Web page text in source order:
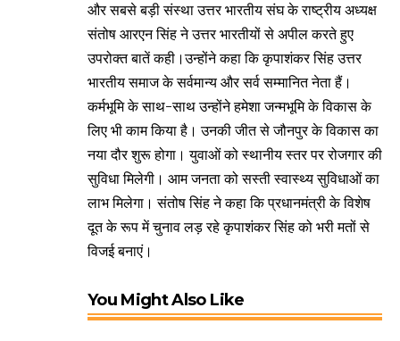
और सबसे बड़ी संस्था उत्तर भारतीय संघ के राष्ट्रीय अध्यक्ष
संतोष आरएन सिंह ने उत्तर भारतीयों से अपील करते हुए
उपरोक्त बातें कही।उन्होंने कहा कि कृपाशंकर सिंह उत्तर
भारतीय समाज के सर्वमान्य और सर्व सम्मानित नेता हैं।
कर्मभूमि के साथ-साथ उन्होंने हमेशा जन्मभूमि के विकास के
लिए भी काम किया है। उनकी जीत से जौनपुर के विकास का
नया दौर शुरू होगा। युवाओं को स्थानीय स्तर पर रोजगार की
सुविधा मिलेगी। आम जनता को सस्ती स्वास्थ्य सुविधाओं का
लाभ मिलेगा। संतोष सिंह ने कहा कि प्रधानमंत्री के विशेष
दूत के रूप में चुनाव लड़ रहे कृपाशंकर सिंह को भरी मतों से
विजई बनाएं।
You Might Also Like